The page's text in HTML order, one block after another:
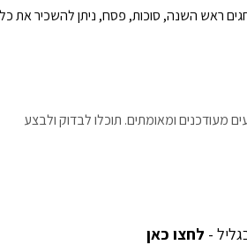
מעודכנים ומאומתים. תוכלו לבדוק ולבצע
- לחצו כאן